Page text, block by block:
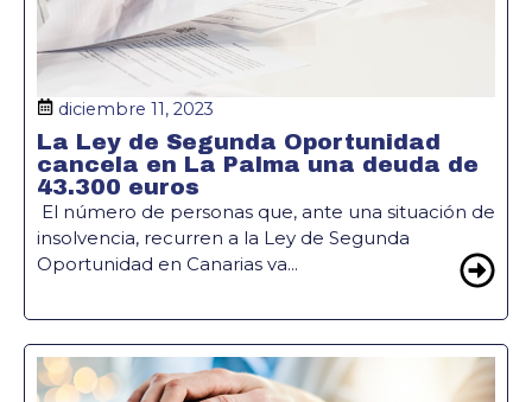
diciembre 11, 2023
La Ley de Segunda Oportunidad
cancela en La Palma una deuda de
43.300 euros
El número de personas que, ante una situación de
insolvencia, recurren a la Ley de Segunda
Oportunidad en Canarias va...